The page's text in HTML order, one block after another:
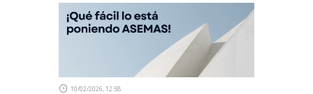
10/02/2026, 12:58